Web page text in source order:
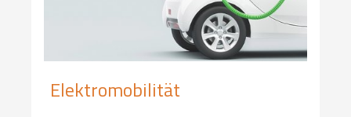
Elektromobilität